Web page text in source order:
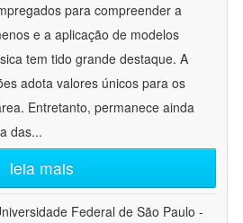
para compreender a
e a aplicação de modelos
tem tido grande destaque. A
adota valores únicos para os
Entretanto, permanece ainda
das...
leia mais
Federal de São Paulo -